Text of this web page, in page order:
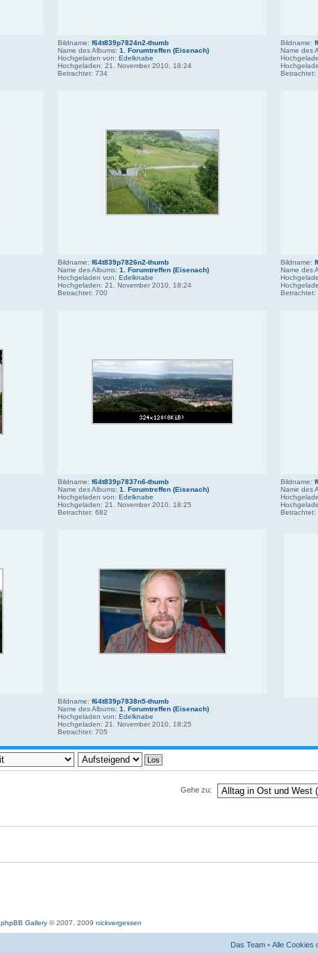
Bildname: f64t839p7824n2-thumb
Name des Albums: 1. Forumtreffen (Eisenach)
Hochgeladen von: Edelknabe
Hochgeladen: 21. November 2010, 18:24
Betrachtet: 734
Bildname:
Name des
Betrachtet:
Bildname: f64t839p7826n2-thumb
Name des Albums: 1. Forumtreffen (Eisenach)
Hochgeladen von: Edelknabe
Hochgeladen: 21. November 2010, 18:24
Betrachtet: 700
Bildname:
Name des
Betrachtet:
Bildname: f64t839p7837n6-thumb
Name des Albums: 1. Forumtreffen (Eisenach)
Hochgeladen von: Edelknabe
Hochgeladen: 21. November 2010, 18:25
Betrachtet: 682
Bildname:
Name des
Betrachtet:
Bildname: f64t839p7838n5-thumb
Name des Albums: 1. Forumtreffen (Eisenach)
Hochgeladen von: Edelknabe
Hochgeladen: 21. November 2010, 18:25
Betrachtet: 705
Gehe zu:
phpBB Gallery© 2007, 2009 nickvergessen
Das Team • Alle Cookies